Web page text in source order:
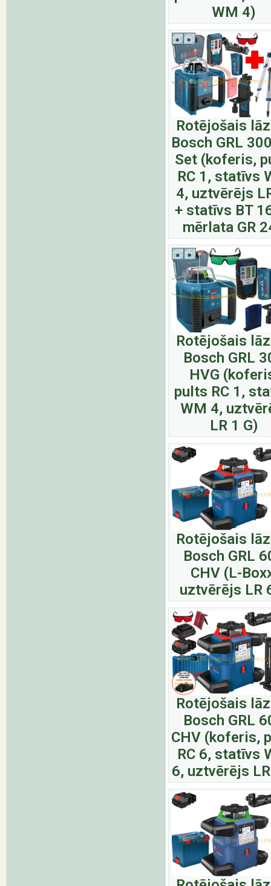
WM 4)
Rotējošais
Bosch GRL
Set (koferis,
RC 1, statīvs
4, uztvērējs
+ statīvs BT
mērlata GR
Rotējošais
Bosch GRL
HVG
pults RC 1,
WM 4,
LR 1 G)
Rotējošais
Bosch GRL
CHV (L-
uztvērējs LR
Rotējošais
Bosch GRL
CHV (koferis,
RC 6, statīvs
6, uztvērējs